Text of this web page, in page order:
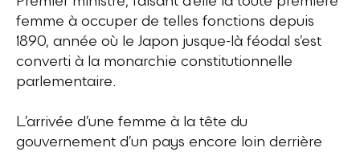
femme à occuper de telles fonctions depuis
1890, année où le Japon jusque-là féodal s’est
converti à la monarchie constitutionnelle
parlementaire.
L’arrivée d’une femme à la tête du
gouvernement d’un pays encore loin derrière